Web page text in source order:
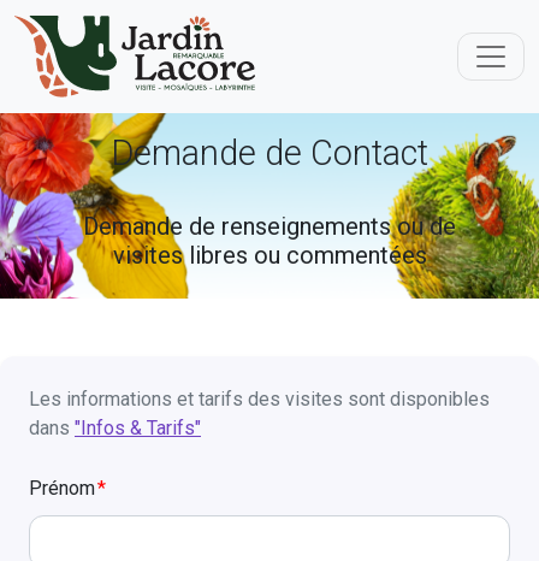
Demande de Contact
Demande de renseignements ou de
visites libres ou commentées
Les informations et tarifs des visites sont disponibles
dans "Infos & Tarifs"
Prénom